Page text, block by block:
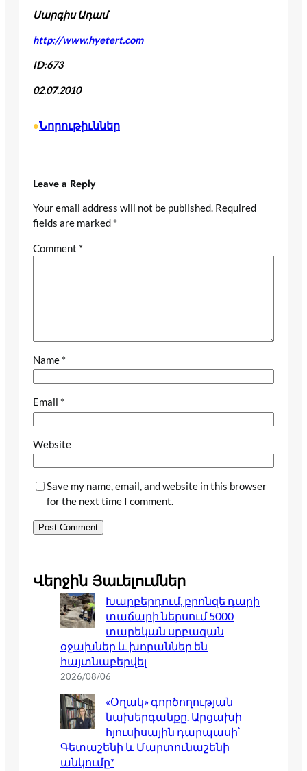
Սարգիս Ադամ
http://www.hyetert.com
ID:673
02.07.2010
•Նորութիւններ
Leave a Reply
Your email address will not be published. Required
fields are marked *
Comment *
Name *
Email *
Website
Save my name, email, and website in this browser
for the next time I comment.
Վերջին Յաւելումներ
Խարբերդում, բրոնզե դարի
տաճարի ներսում 5000
տարեկան սրբազան
օջախներ և խորաններ են
հայտնաբերվել
2026/08/06
«Օղակ» գործողության
նախերգանքը. Արցախի
հյուսիսային դարպասի՝
Գետաշենի և Մարտունաշենի
անկումը*